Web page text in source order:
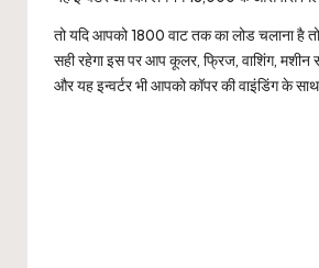
तो यदि आपको 1800 वाट तक का लोड चलाना है
सही रहेगा इस पर आप कूलर, फ्रिज, वाशिंग,
और यह इन्वर्टर भी आपको कॉपर की वाइंडिंग के